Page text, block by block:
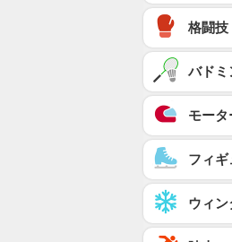
格闘技
バドミ
モータ
フィギ
ウィン